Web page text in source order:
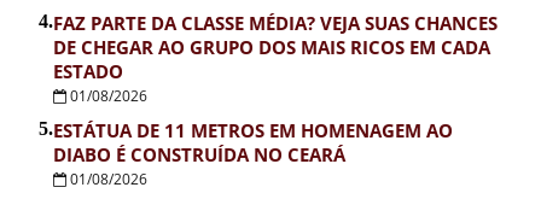
4.FAZ PARTE DA CLASSE MÉDIA? VEJA SUAS CHANCES
DE CHEGAR AO GRUPO DOS MAIS RICOS EM CADA
ESTADO
01/08/2026
5.ESTÁTUA DE 11 METROS EM HOMENAGEM AO
DIABO É CONSTRUÍDA NO CEARÁ
01/08/2026